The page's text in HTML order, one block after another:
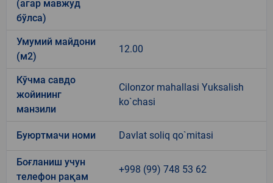
(агар мавжуд
бўлса)
Умумий майдони
(м2)
12.00
Кўчма савдо
жойининг
манзили
Cilonzor mahallasi Yuksalish
ko`chasi
Буюртмачи номи Davlat soliq qo`mitasi
Боғланиш учун
телефон рақам
+998 (99) 748 53 62